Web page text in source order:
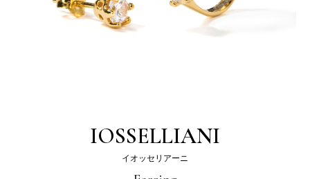
IOSSELLIANI
イオッセリアーニ